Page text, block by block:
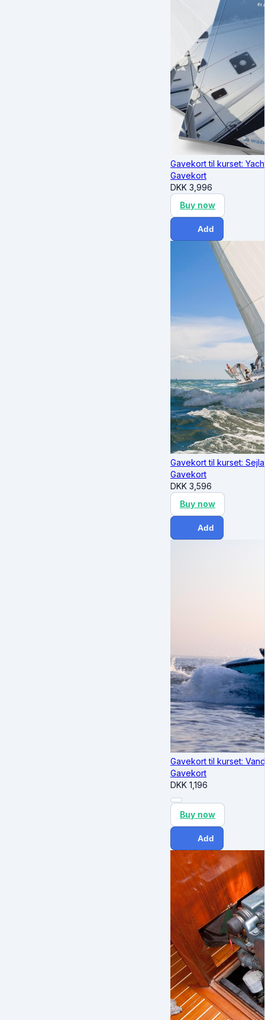
Gavekort til kurset:
Gavekort
DKK 3,996
Buy now
Add
Gavekort til kurset:
Gavekort
DKK 3,596
Buy now
Add
Gavekort til kurset:
Gavekort
DKK 1,196
Buy now
Add